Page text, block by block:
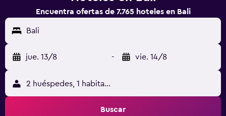
Encuentra ofertas de 7.765 hoteles en Bali
Bali
jue. 13/8 - vie. 14/8
2 huéspedes, 1 habitación
Buscar